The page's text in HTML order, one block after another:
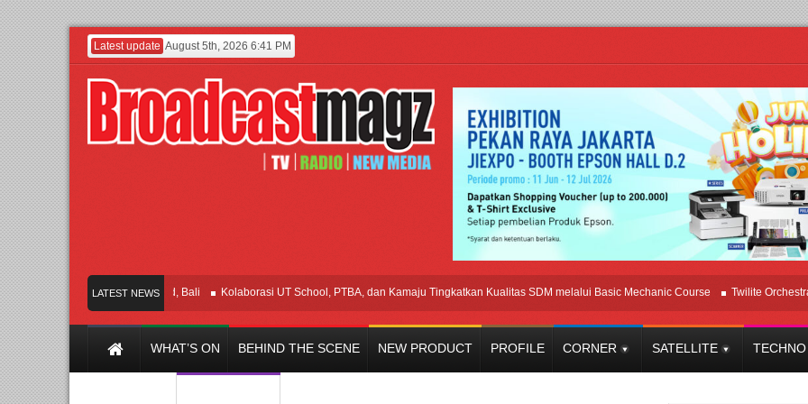
Latest update August 5th, 2026 6:41 PM
LATEST NEWS
Membuka Took di Ubud, Bali Kolaborasi UT School, PTBA, dan Kamaju Tingkatkan Kualitas SDM melalui Basic Mechanic Course Twilite Orchestra
WHAT’S ON BEHIND THE SCENE NEW PRODUCT PROFILE CORNER SATELLITE TECHNO